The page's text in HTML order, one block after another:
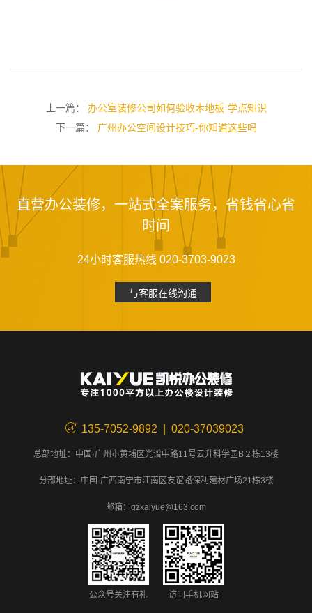
上一篇： 办公室装修公司如何验收木地板-学点知识
下一篇： 广州办公空间设计技巧-你知道这些吗
直营办公装修，一站式全案服务，省钱省心省
时间
24小时客服热线 020-3703-9023
与客服在线沟通
135-7052-9892 | 020-37039023
总部地址：中国·广州市黄埔区光谱中路11号云升科学园B２栋13楼
分部地址：中国·广西南宁市江南区友谊路保利建材广场21栋3楼
邮箱：gzkaiyue@163.com
公众号关注有礼 访问手机网站